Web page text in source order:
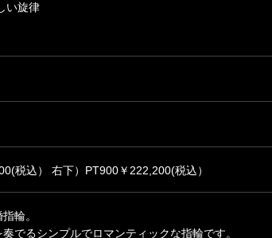
い旋律
税込） 右下）PT900￥222,200(税込）
輪。
でるシンプルでロマンティックな指輪です。